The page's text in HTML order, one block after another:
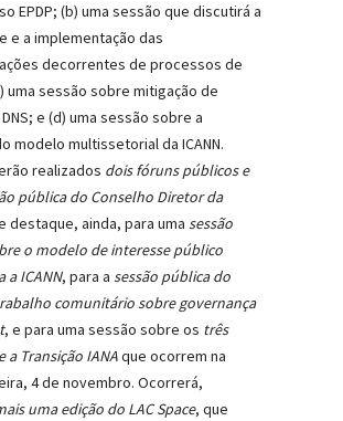
EPDP; (b) uma sessão que discutirá a
e a implementação das
decorrentes de processos de
uma sessão sobre mitigação de
e (d) uma sessão sobre a
modelo multissetorial da ICANN.
realizados dois fóruns públicos e
pública do Conselho Diretor da
destaque, ainda, para uma sessão
o modelo de interesse público
a ICANN, para a sessão pública do
comunitário sobre governança
, e para uma sessão sobre os três
a Transição IANAque ocorrem na
4 de novembro. Ocorrerá,
uma edição do LAC Space, que